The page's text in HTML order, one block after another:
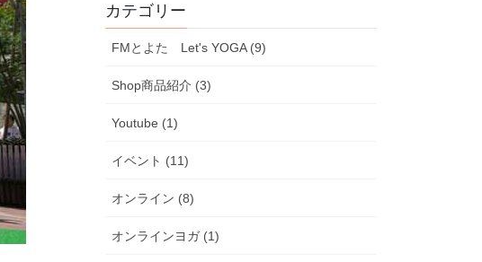
カテゴリー
FMとよた Let's YOGA (9)
Shop商品紹介 (3)
Youtube (1)
イベント (11)
オンライン (8)
オンラインヨガ (1)